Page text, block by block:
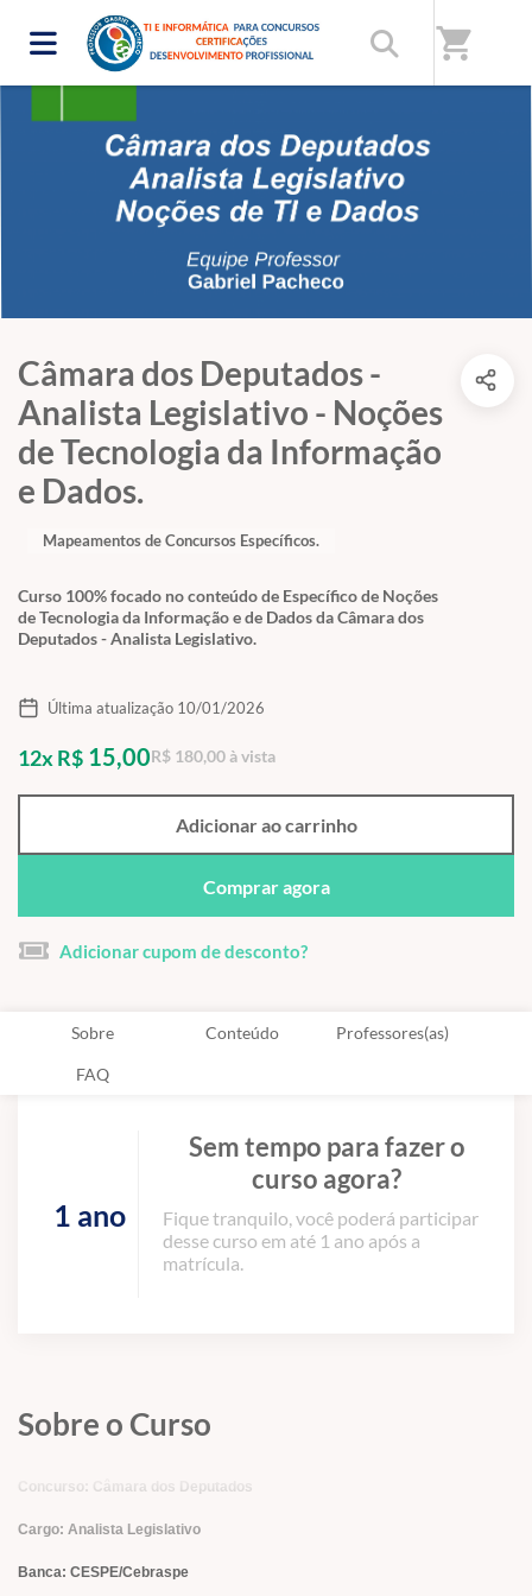
shopping_cart
Câmara dos Deputados -
Analista Legislativo - Noções
de Tecnologia da Informação
e Dados.
Curso 100% focado no conteúdo de Específico de Noções
de Tecnologia da Informação e de Dados da Câmara dos
Deputados - Analista Legislativo.
Mapeamentos de Concursos Específicos.
Última atualização 10/01/2026
12x R$ 15,00R$ 180,00 à vista
Adicionar ao carrinho
Comprar agora
Adicionar cupom de desconto?
Sobre Conteúdo Professores(as)
FAQ
1 ano
Sem tempo para fazer o
curso agora?
Fique tranquilo, você poderá participar
desse curso em até 1 ano após a
matrícula.
Sobre o Curso
Concurso: Câmara dos Deputados
Cargo: Analista Legislativo
Banca: CESPE/Cebraspe